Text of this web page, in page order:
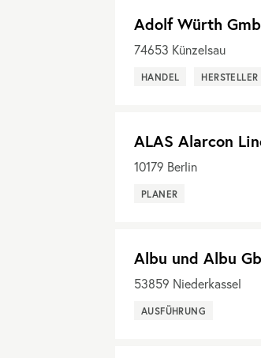
Adolf Würth
74653 Künzelsau
HANDEL HERSTELLER
ALAS Alarcon
10179 Berlin
PLANER
Albu und Albu
53859 Niederkassel
AUSFÜHRUNG